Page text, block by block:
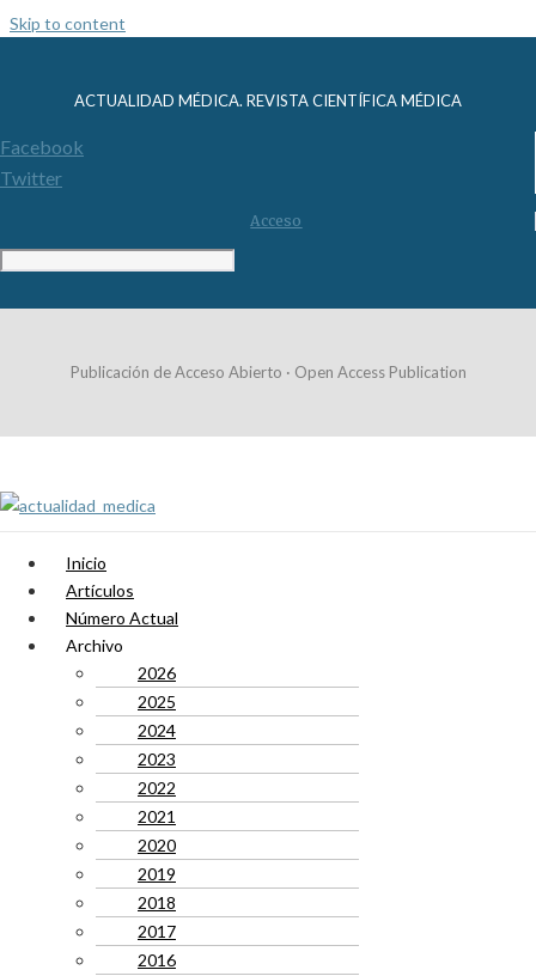
Skip to content
ACTUALIDAD MÉDICA. REVISTA CIENTÍFICA MÉDICA
Facebook
Twitter
Acceso
Publicación de Acceso Abierto · Open Access Publication
Inicio
Artículos
Número Actual
Archivo
2026
2025
2024
2023
2022
2021
2020
2019
2018
2017
2016